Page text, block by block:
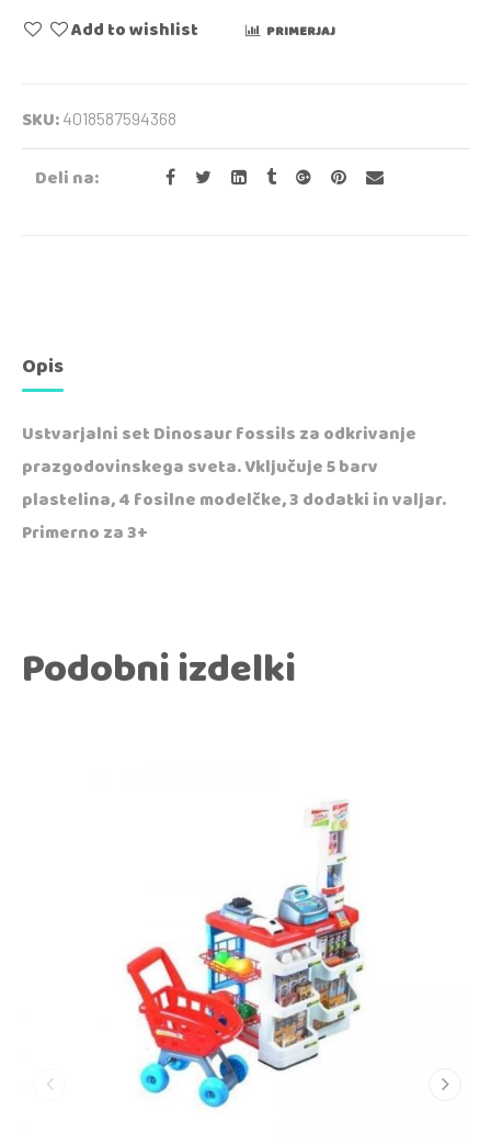
Add to wishlist PRIMERJAJ
SKU: 4018587594368
Deli na:
Opis
Ustvarjalni set Dinosaur fossils za odkrivanje
prazgodovinskega sveta. Vključuje 5 barv
plastelina, 4 fosilne modelčke, 3 dodatki in valjar.
Primerno za 3+
Podobni izdelki